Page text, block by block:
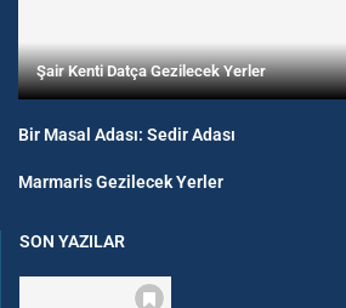
Şair Kenti Datça Gezilecek Yerler
Bir Masal Adası: Sedir Adası
Marmaris Gezilecek Yerler
SON YAZILAR